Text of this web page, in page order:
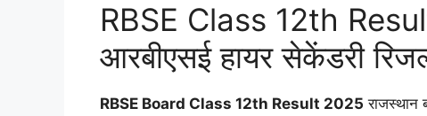
RBSE Class 12th
आरबीएसई हायर सेकेंडरी
RBSE Board Class 12th Result 2025 राजस्थान